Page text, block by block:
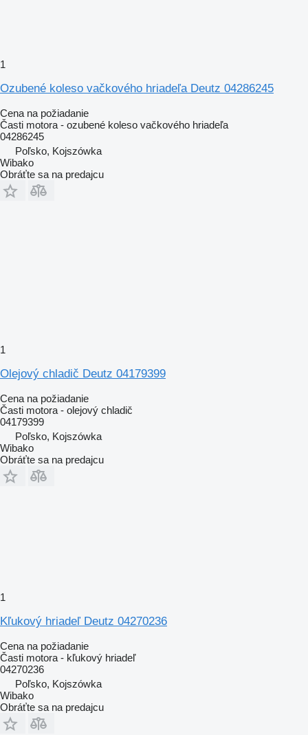
1
Ozubené koleso vačkového hriadeľa Deutz 04286245
Cena na požiadanie
Časti motora - ozubené koleso vačkového hriadeľa
04286245
Poľsko, Kojszówka
Wibako
Obráťte sa na predajcu
1
Olejový chladič Deutz 04179399
Cena na požiadanie
Časti motora - olejový chladič
04179399
Poľsko, Kojszówka
Wibako
Obráťte sa na predajcu
1
Kľukový hriadeľ Deutz 04270236
Cena na požiadanie
Časti motora - kľukový hriadeľ
04270236
Poľsko, Kojszówka
Wibako
Obráťte sa na predajcu